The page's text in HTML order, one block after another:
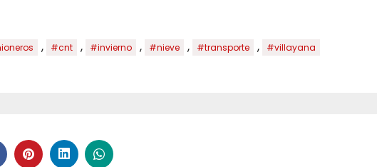
, #cnt , #invierno , #nieve , #transporte , #villayana